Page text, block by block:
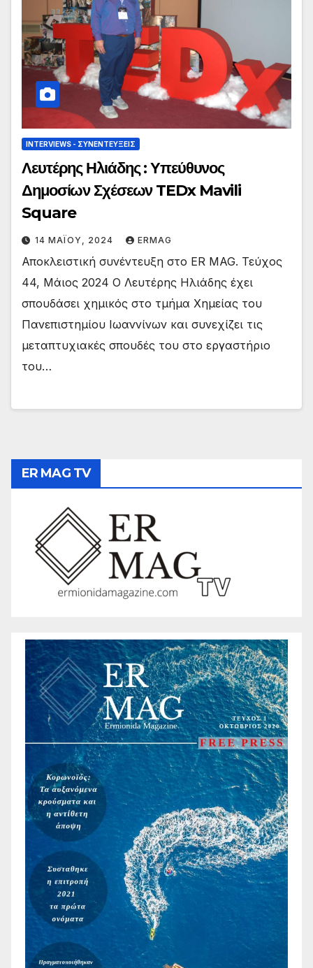
INTERVIEWS - ΣΥΝΕΝΤΕΎΞΕΙΣ
Λευτέρης Ηλιάδης : Υπεύθυνος
Δημοσίων Σχέσεων TEDx Mavili
Square
14 ΜΑΪ́ΟΥ, 2024 ERMAG
Αποκλειστική συνέντευξη στο ER MAG. Τεύχος
44, Mάιος 2024 Ο Λευτέρης Ηλιάδης έχει
σπουδάσει χημικός στο τμήμα Χημείας του
Πανεπιστημίου Ιωαννίνων και συνεχίζει τις
μεταπτυχιακές σπουδές του στο εργαστήριο
του…
ER MAG TV